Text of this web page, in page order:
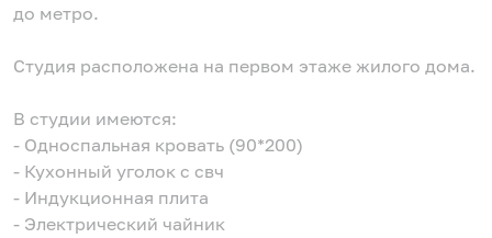
до метро.
Студия расположена на первом этаже жилого дома.
В студии имеются:
- Односпальная кровать (90*200)
- Кухонный уголок с свч
- Индукционная плита
- Электрический чайник